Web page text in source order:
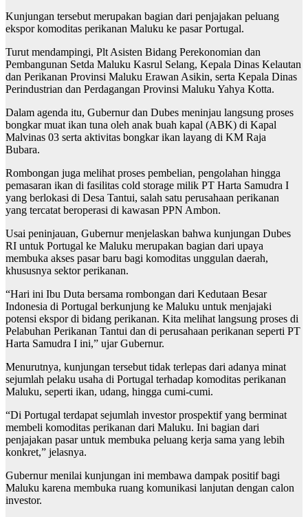
Kunjungan tersebut merupakan bagian dari penjajakan peluang
ekspor komoditas perikanan Maluku ke pasar Portugal.
Turut mendampingi, Plt Asisten Bidang Perekonomian dan
Pembangunan Setda Maluku Kasrul Selang, Kepala Dinas Kelautan
dan Perikanan Provinsi Maluku Erawan Asikin, serta Kepala Dinas
Perindustrian dan Perdagangan Provinsi Maluku Yahya Kotta.
Dalam agenda itu, Gubernur dan Dubes meninjau langsung proses
bongkar muat ikan tuna oleh anak buah kapal (ABK) di Kapal
Malvinas 03 serta aktivitas bongkar ikan layang di KM Raja
Bubara.
Rombongan juga melihat proses pembelian, pengolahan hingga
pemasaran ikan di fasilitas cold storage milik PT Harta Samudra I
yang berlokasi di Desa Tantui, salah satu perusahaan perikanan
yang tercatat beroperasi di kawasan PPN Ambon.
Usai peninjauan, Gubernur menjelaskan bahwa kunjungan Dubes
RI untuk Portugal ke Maluku merupakan bagian dari upaya
membuka akses pasar baru bagi komoditas unggulan daerah,
khususnya sektor perikanan.
“Hari ini Ibu Duta bersama rombongan dari Kedutaan Besar
Indonesia di Portugal berkunjung ke Maluku untuk menjajaki
potensi ekspor di bidang perikanan. Kita melihat langsung proses di
Pelabuhan Perikanan Tantui dan di perusahaan perikanan seperti PT
Harta Samudra I ini,” ujar Gubernur.
Menurutnya, kunjungan tersebut tidak terlepas dari adanya minat
sejumlah pelaku usaha di Portugal terhadap komoditas perikanan
Maluku, seperti ikan, udang, hingga cumi-cumi.
“Di Portugal terdapat sejumlah investor prospektif yang berminat
membeli komoditas perikanan dari Maluku. Ini bagian dari
penjajakan pasar untuk membuka peluang kerja sama yang lebih
konkret,” jelasnya.
Gubernur menilai kunjungan ini membawa dampak positif bagi
Maluku karena membuka ruang komunikasi lanjutan dengan calon
investor.